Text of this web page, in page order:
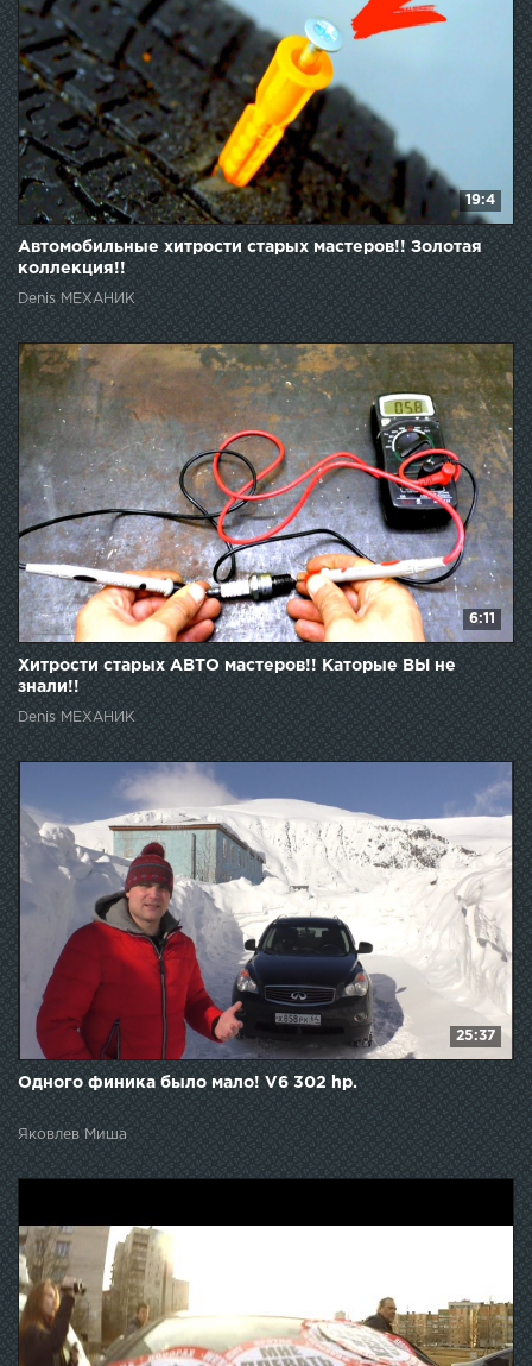
19:4
Автомобильные хитрости старых мастеров!! Золотая
коллекция!!
Denis МЕХАНИК
6:11
Хитрости старых АВТО мастеров!! Каторые ВЫ не
знали!!
Denis МЕХАНИК
25:37
Одного финика было мало! V6 302 hp.
Яковлев Миша